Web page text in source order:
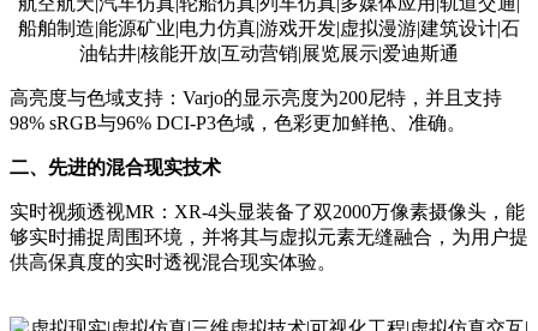
高亮度与色域支持：Varjo的显示亮度为200尼特，并且支持
98% sRGB与96% DCI-P3色域，色彩更加鲜艳、准确。
二、先进的混合现实技术
实时视频透视MR：XR-4头显装备了双2000万像素摄像头，能
够实时捕捉周围环境，并将其与虚拟元素无缝融合，为用户提
供高保真度的实时透视混合现实体验。